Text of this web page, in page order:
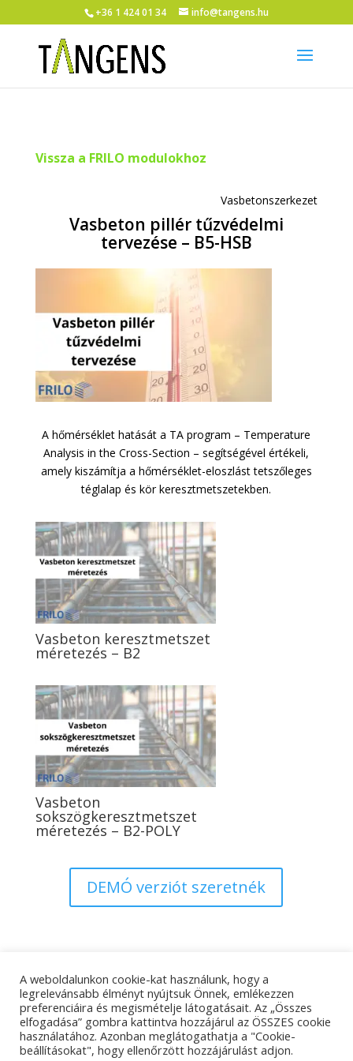
+36 1 424 01 34 info@tangens.hu
Vissza a FRILO modulokhoz
Vasbetonszerkezet
Vasbeton pillér tűzvédelmi
tervezése – B5-HSB
A hőmérséklet hatását a TA program – Temperature
Analysis in the Cross-Section – segítségével értékeli,
amely kiszámítja a hőmérséklet-eloszlást tetszőleges
téglalap és kör keresztmetszetekben.
Vasbeton keresztmetszet
méretezés – B2
Vasbeton
sokszögkeresztmetszet
méretezés – B2-POLY
DEMÓ verziót szeretnék
Adatkezelési tájékoztató
Impresszum
Kapcsolat
A weboldalunkon cookie-kat használunk, hogy a
legrelevánsabb élményt nyújtsuk Önnek, emlékezzen
preferenciáira és megismételje látogatásait. Az „Összes
elfogadása” gombra kattintva hozzájárul az ÖSSZES cookie
használatához. Azonban meglátogathatja a "Cookie-
beállításokat", hogy ellenőrzött hozzájárulást adjon.